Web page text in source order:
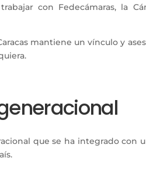
con Fedecámaras, la
mantiene un vínculo y
que se ha integrado